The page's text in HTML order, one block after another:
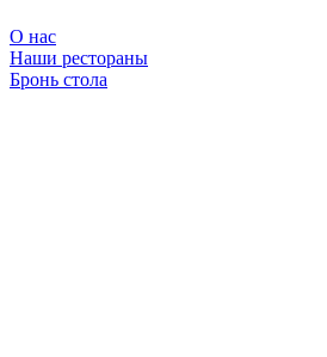
О нас
Наши рестораны
Бронь стола